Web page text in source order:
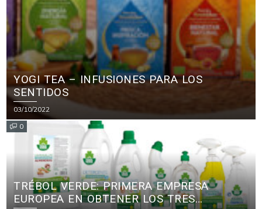
YOGI TEA – INFUSIONES PARA LOS
SENTIDOS
03/10/2022
0
TRÉBOL VERDE: PRIMERA EMPRESA
EUROPEA EN OBTENER LOS TRES